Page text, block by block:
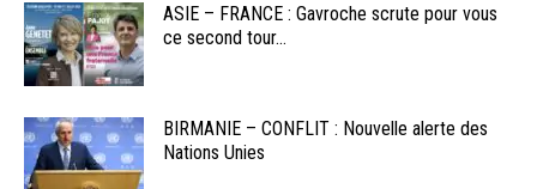
ASIE – FRANCE : Gavroche scrute pour vous
ce second tour...
BIRMANIE – CONFLIT : Nouvelle alerte des
Nations Unies